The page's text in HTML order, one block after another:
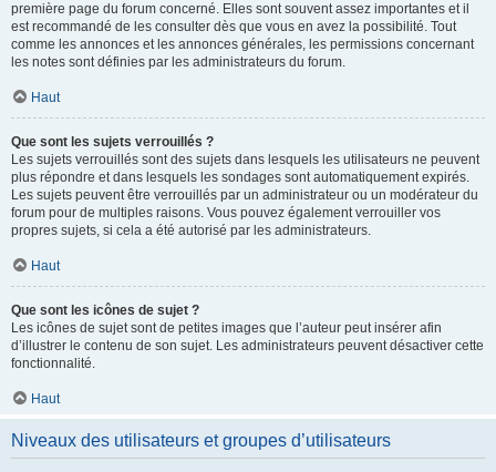
première page du forum concerné. Elles sont souvent assez importantes et il
est recommandé de les consulter dès que vous en avez la possibilité. Tout
comme les annonces et les annonces générales, les permissions concernant
les notes sont définies par les administrateurs du forum.
Haut
Que sont les sujets verrouillés ?
Les sujets verrouillés sont des sujets dans lesquels les utilisateurs ne peuvent
plus répondre et dans lesquels les sondages sont automatiquement expirés.
Les sujets peuvent être verrouillés par un administrateur ou un modérateur du
forum pour de multiples raisons. Vous pouvez également verrouiller vos
propres sujets, si cela a été autorisé par les administrateurs.
Haut
Que sont les icônes de sujet ?
Les icônes de sujet sont de petites images que l’auteur peut insérer afin
d’illustrer le contenu de son sujet. Les administrateurs peuvent désactiver cette
fonctionnalité.
Haut
Niveaux des utilisateurs et groupes d’utilisateurs